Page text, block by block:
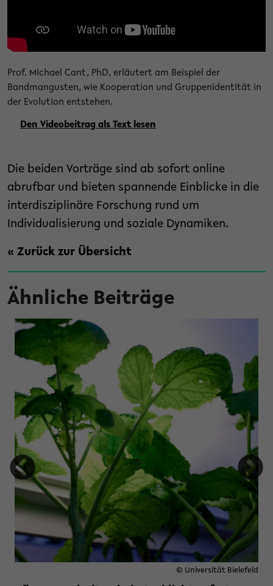
Prof. Michael Cant, PhD, erläutert am Beispiel der
Bandmangusten, wie Kooperation und Gruppenidentität in
der Evolution entstehen.
Den Videobeitrag als Text lesen
Die beiden Vorträge sind ab sofort online
abrufbar und bieten spannende Einblicke in die
interdisziplinäre Forschung rund um
Individualisierung und soziale Dynamiken.
« Zurück zur Übersicht
Ähnliche Beiträge
© Universität Bielefeld